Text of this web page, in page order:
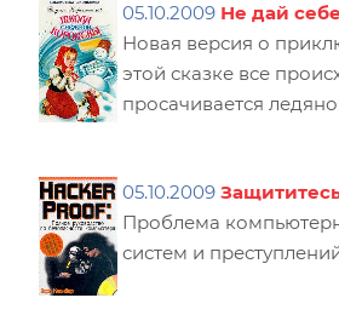
05.10.2009 Не дай
Новая версия о
этой сказке все
просачивается
05.10.2009
Проблема
систем и